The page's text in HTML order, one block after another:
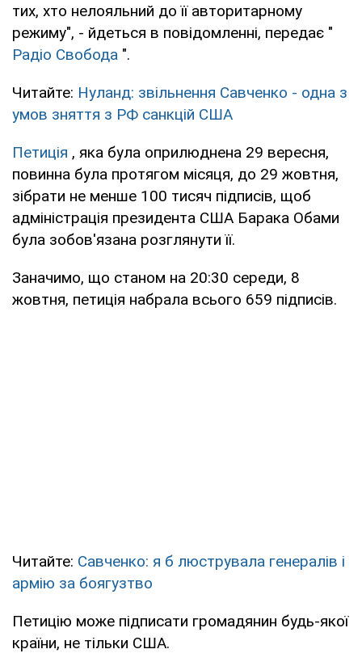
тих, хто нелояльний до її авторитарному
режиму", - йдеться в повідомленні, передає "
Радіо Свобода ".
Читайте: Нуланд: звільнення Савченко - одна з
умов зняття з РФ санкцій США
Петиція , яка була оприлюднена 29 вересня,
повинна була протягом місяця, до 29 жовтня,
зібрати не менше 100 тисяч підписів, щоб
адміністрація президента США Барака Обами
була зобов'язана розглянути її.
Заначимо, що станом на 20:30 середи, 8
жовтня, петиція набрала всього 659 підписів.
Читайте: Савченко: я б люструвала генералів і
армію за боягузтво
Петицію може підписати громадянин будь-якої
країни, не тільки США.